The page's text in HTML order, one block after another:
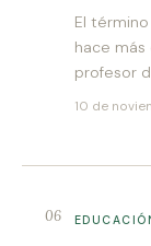
El
hace
profesor
10 de
06